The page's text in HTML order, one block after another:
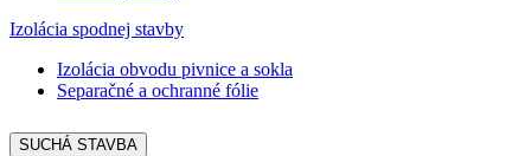
Izolácia spodnej stavby
Izolácia obvodu pivnice a sokla
Separačné a ochranné fólie
SUCHÁ STAVBA